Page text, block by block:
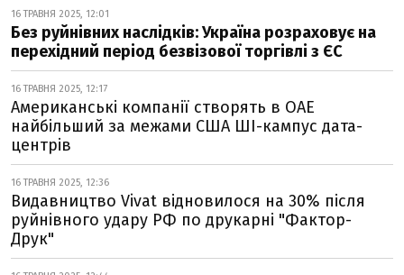
16 ТРАВНЯ 2025, 12:01
Без руйнівних наслідків: Україна розраховує на
перехідний період безвізової торгівлі з ЄС
16 ТРАВНЯ 2025, 12:17
Американські компанії створять в ОАЕ
найбільший за межами США ШІ-кампус дата-
центрів
16 ТРАВНЯ 2025, 12:36
Видавництво Vivat відновилося на 30% після
руйнівного удару РФ по друкарні "Фактор-
Друк"